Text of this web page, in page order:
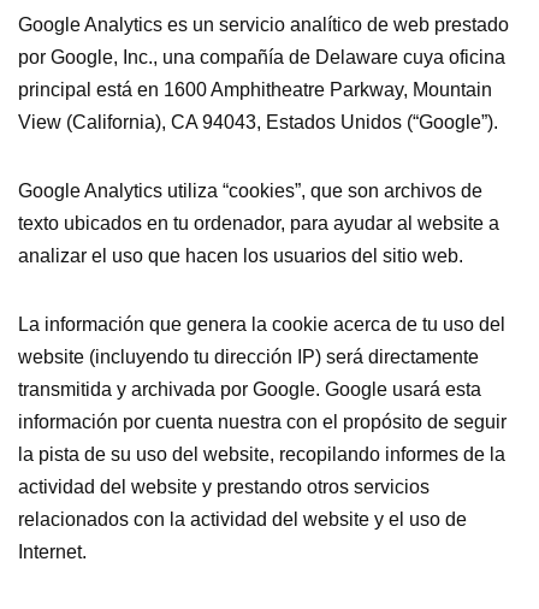
Google Analytics es un servicio analítico de web prestado
por Google, Inc., una compañía de Delaware cuya oficina
principal está en 1600 Amphitheatre Parkway, Mountain
View (California), CA 94043, Estados Unidos (“Google”).
Google Analytics utiliza “cookies”, que son archivos de
texto ubicados en tu ordenador, para ayudar al website a
analizar el uso que hacen los usuarios del sitio web.
La información que genera la cookie acerca de tu uso del
website (incluyendo tu dirección IP) será directamente
transmitida y archivada por Google. Google usará esta
información por cuenta nuestra con el propósito de seguir
la pista de su uso del website, recopilando informes de la
actividad del website y prestando otros servicios
relacionados con la actividad del website y el uso de
Internet.